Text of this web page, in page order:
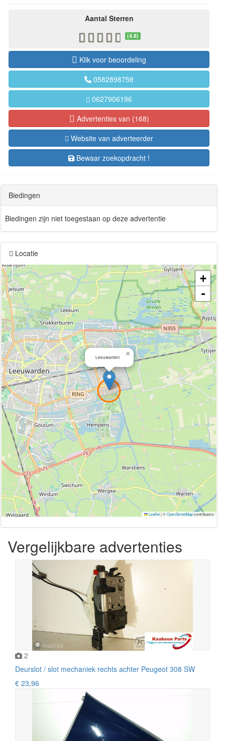
Aantal Sterren
(4.8)
Klik voor beoordeling
0582898758
0627906196
Advertenties van (168)
Website van adverteerder
Bewaar zoekopdracht !
Biedingen
Biedingen zijn niet toegestaan op deze advertentie
Locatie
Leeuwarden ×
+
-
Leaflet|©OpenStreetMapcontributors
Vergelijkbare advertenties
2
Deurslot / slot mechaniek rechts achter Peugeot 308 SW
€ 23,96